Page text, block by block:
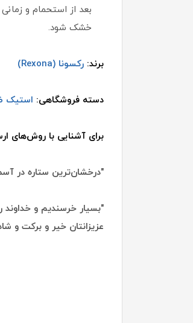
بعد از استحمام و
خشک شود.
برند: رکسونا (Rexona)
دسته فروشگاهی: استیک
برای آشنایی با روش‌های
"درخشان‌ترین ستاره در
"بسیار خرسندیم و خداوند
عزیزانتان خیر و برکت و